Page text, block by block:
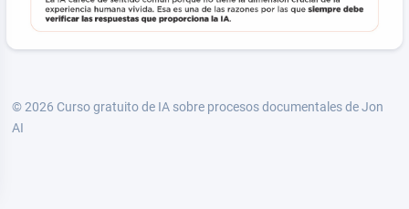
© 2026 Curso gratuito de IA sobre procesos documentales de Jon
AI